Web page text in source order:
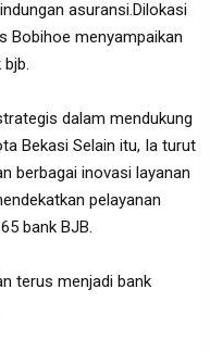
asuransi.Dilokasi
Bobihoe menyampaikan
dalam mendukung
Bekasi Selain itu, Ia turut
berbagai inovasi layanan
pelayanan
bank BJB.
terus menjadi bank